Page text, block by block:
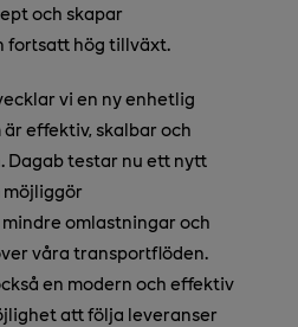
och skapar
hög tillväxt.
vi en ny enhetlig
effektiv, skalbar och
Dagab testar nu ett nytt
omlastningar och
våra transportflöden.
en modern och effektiv
att följa leveranser